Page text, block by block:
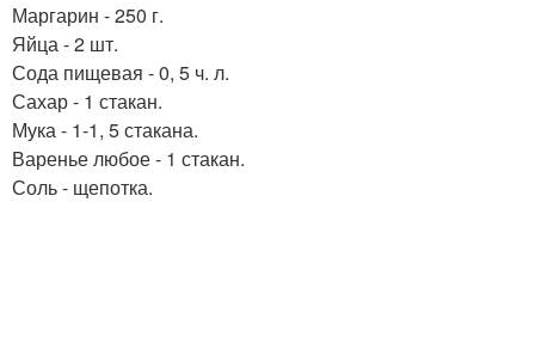
Маргарин - 250 г.
Яйца - 2 шт.
Сода пищевая - 0, 5 ч. л.
Сахар - 1 стакан.
Мука - 1-1, 5 стакана.
Варенье любое - 1 стакан.
Соль - щепотка.